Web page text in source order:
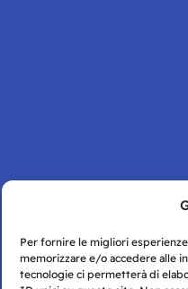
Per fornire le migliori
memorizzare e/o accedere alle
tecnologie ci permetterà di